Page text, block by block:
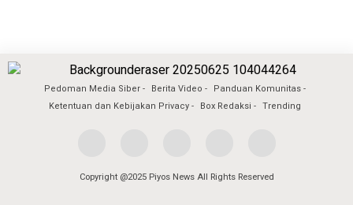
Pedoman Media Siber Berita Video
Panduan Komunitas
Ketentuan dan Kebijakan Privacy
Box Redaksi Trending
Copyright @2025 Piyos News All Rights Reserved